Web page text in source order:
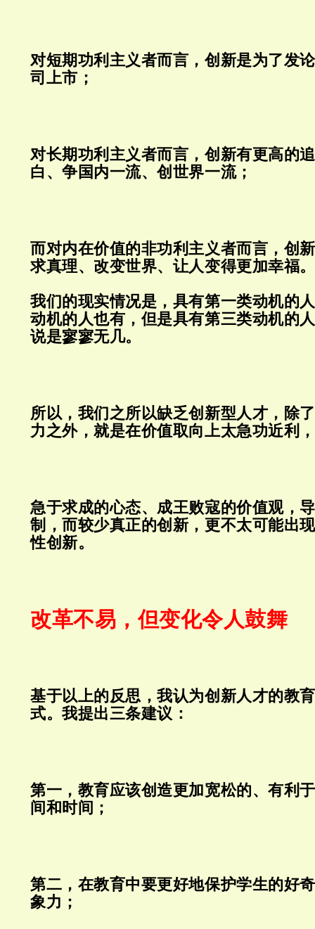
对短期功利主义者而言，创新是为了发
司上市；
对长期功利主义者而言，创新有更高的
白、争国内一流、创世界一流；
而对内在价值的非功利主义者而言，创
求真理、改变世界、让人变得更加幸福。
我们的现实情况是，具有第一类动机的
动机的人也有，但是具有第三类动机的
说是寥寥无几。
所以，我们之所以缺乏创新型人才，除
力之外，就是在价值取向上太急功近利
急于求成的心态、成王败寇的价值观，
制，而较少真正的创新，更不太可能出
性创新。
改革不易，但变化令人鼓舞
基于以上的反思，我认为创新人才的教
式。我提出三条建议：
第一，教育应该创造更加宽松的、有利
间和时间；
第二，在教育中要更好地保护学生的好
象力；